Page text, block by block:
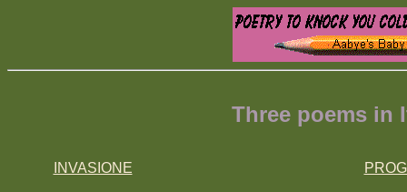
Three poems in
INVASIONE